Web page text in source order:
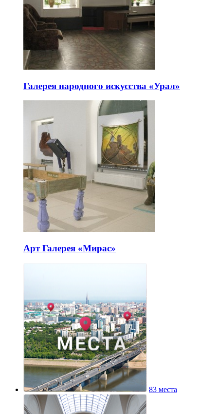
Галерея народного искусства «Урал»
Арт Галерея «Мирас»
83 места